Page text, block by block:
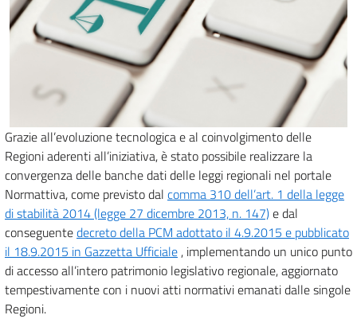
Grazie all’evoluzione tecnologica e al coinvolgimento delle
Regioni aderenti all’iniziativa, è stato possibile realizzare la
convergenza delle banche dati delle leggi regionali nel portale
Normattiva, come previsto dal comma 310 dell’art. 1 della legge
di stabilità 2014 (legge 27 dicembre 2013, n. 147)e dal
conseguentedecreto della PCM adottato il 4.9.2015 e pubblicato
il 18.9.2015 in Gazzetta Ufficiale , implementando un unico punto
di accesso all’intero patrimonio legislativo regionale, aggiornato
tempestivamente con i nuovi atti normativi emanati dalle singole
Regioni.